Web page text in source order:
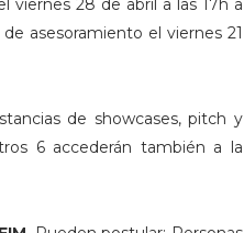
viernes 28 de abril a las 17h a
asesoramiento el viernes 21
de showcases, pitch y
6 accederán también a la